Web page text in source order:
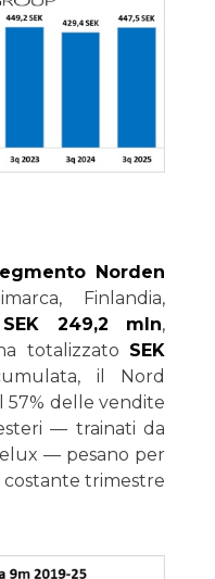
Norden
Finlandia,
SEK 249,2 mln,
totalizzato SEK
il Nord
57% delle vendite
— trainati da
— pesano per
costante trimestre